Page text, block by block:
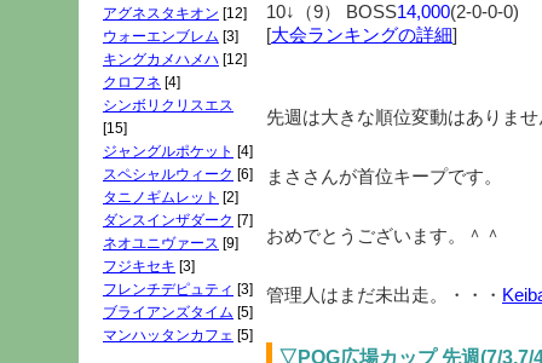
10↓（9） BOSS14,000(2-0-0-0)
[大会ランキングの詳細]
先週は大きな順位変動はありま
まささんが首位キープです。
おめでとうございます。＾＾
管理人はまだ未出走。・・・
▽POG広場カップ 先週(7/3,7/
アグネスタキオン [12]
ウォーエンブレム [3]
キングカメハメハ [12]
クロフネ [4]
シンボリクリスエス
[15]
ジャングルポケット [4]
スペシャルウィーク [6]
タニノギムレット [2]
ダンスインザダーク [7]
ネオユニヴァース [9]
フジキセキ [3]
フレンチデピュティ [3]
ブライアンズタイム [5]
マンハッタンカフェ [5]